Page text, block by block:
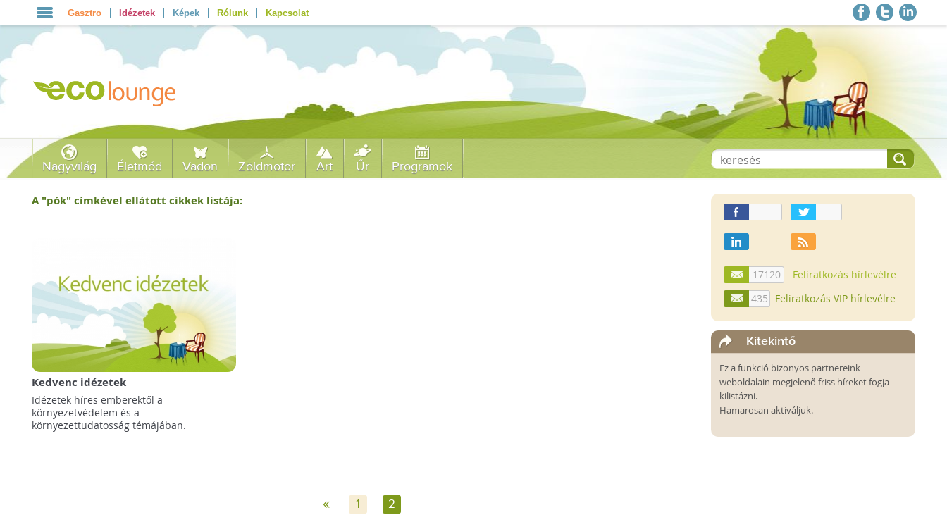
Gasztro Idézetek Képek Rólunk Kapcsolat
Nagyvilág Életmód Vadon Zöldmotor Art Űr Programok
A "pók" címkével ellátott cikkek listája:
Kedvenc idézetek
Idézetek híres emberektől a
környezetvédelem és a
környezettudatosság témájában.
« 1 2
17120
Feliratkozás hírlevélre
435
Feliratkozás VIP hírlevélre
Kitekintő
Ez a funkció bizonyos partnereink
weboldalain megjelenő friss híreket fogja
kilistázni.
Hamarosan aktiváljuk.